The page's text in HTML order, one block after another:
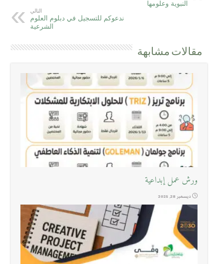
النبوية وعلومها
التالي
ندعوكم للتسجيل في دبلوم العلوم
الشرعية
مقالات مشابهة
ورش عمل إبداعية
ديسمبر 28, 2025